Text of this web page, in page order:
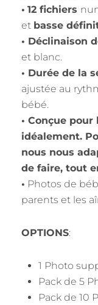
• 12 fichiers
et basse
• Déclinaison
et blanc.
• Durée de la
ajustée au
bébé.
• Conçue
idéalement.
nous nous
de faire, tout
• Photos de
parents et les
OPTIONS:
1 Photo
Pack de 5
Pack de 10